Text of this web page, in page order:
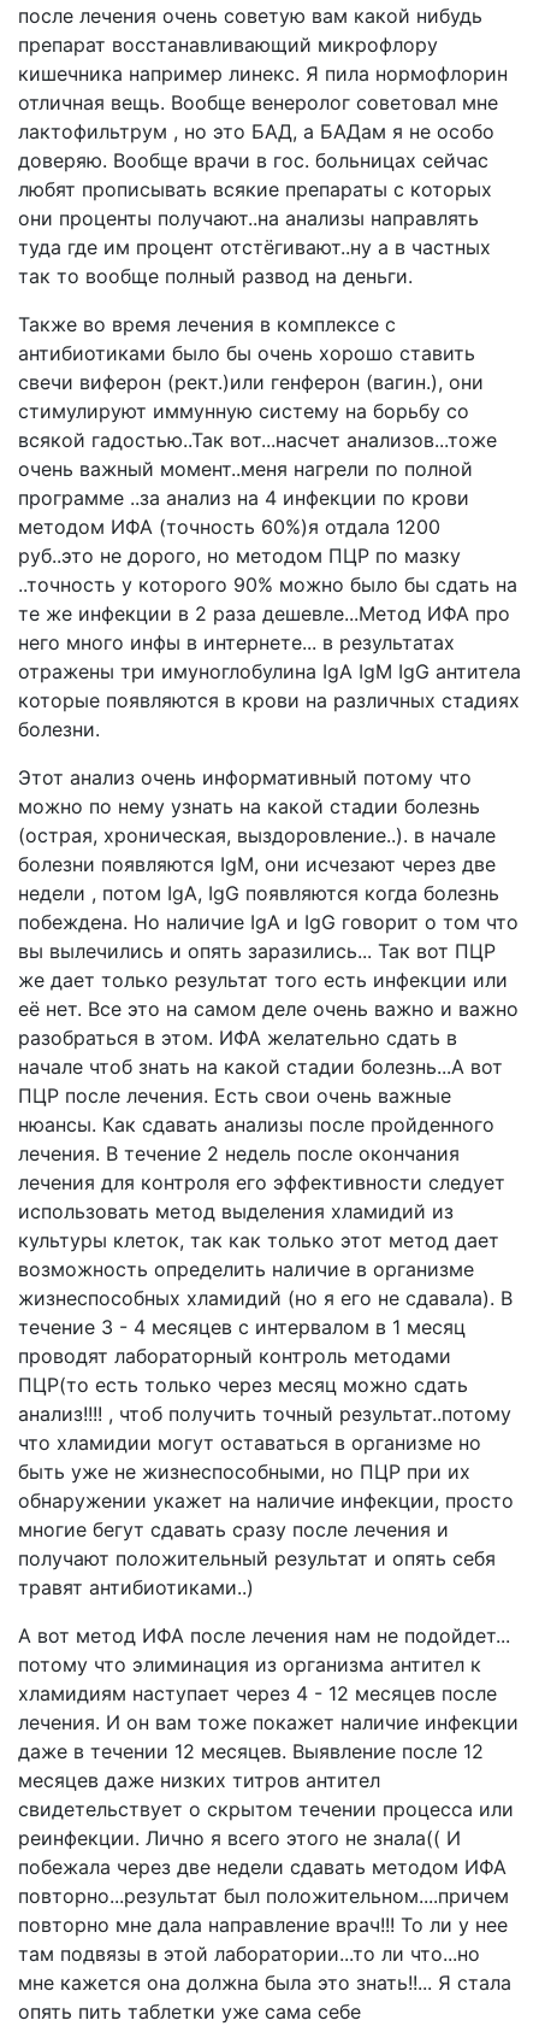
после лечения очень советую вам какой нибудь
препарат восстанавливающий микрофлору
кишечника например линекс. Я пила нормофлорин
отличная вещь. Вообще венеролог советовал мне
лактофильтрум , но это БАД, а БАДам я не особо
доверяю. Вообще врачи в гос. больницах сейчас
любят прописывать всякие препараты с которых
они проценты получают..на анализы направлять
туда где им процент отстёгивают..ну а в частных
так то вообще полный развод на деньги.
Также во время лечения в комплексе с
антибиотиками было бы очень хорошо ставить
свечи виферон (рект.)или генферон (вагин.), они
стимулируют иммунную систему на борьбу со
всякой гадостью..Так вот...насчет анализов...тоже
очень важный момент..меня нагрели по полной
программе ..за анализ на 4 инфекции по крови
методом ИФА (точность 60%)я отдала 1200
руб..это не дорого, но методом ПЦР по мазку
..точность у которого 90% можно было бы сдать на
те же инфекции в 2 раза дешевле...Метод ИФА про
него много инфы в интернете... в результатах
отражены три имуноглобулина IgA IgM IgG антитела
которые появляются в крови на различных стадиях
болезни.
Этот анализ очень информативный потому что
можно по нему узнать на какой стадии болезнь
(острая, хроническая, выздоровление..). в начале
болезни появляются IgM, они исчезают через две
недели , потом IgA, IgG появляются когда болезнь
побеждена. Но наличие IgA и IgG говорит о том что
вы вылечились и опять заразились... Так вот ПЦР
же дает только результат того есть инфекции или
её нет. Все это на самом деле очень важно и важно
разобраться в этом. ИФА желательно сдать в
начале чтоб знать на какой стадии болезнь...А вот
ПЦР после лечения. Есть свои очень важные
нюансы. Как сдавать анализы после пройденного
лечения. В течение 2 недель после окончания
лечения для контроля его эффективности следует
использовать метод выделения хламидий из
культуры клеток, так как только этот метод дает
возможность определить наличие в организме
жизнеспособных хламидий (но я его не сдавала). В
течение 3 - 4 месяцев с интервалом в 1 месяц
проводят лабораторный контроль методами
ПЦР(то есть только через месяц можно сдать
анализ!!!! , чтоб получить точный результат..потому
что хламидии могут оставаться в организме но
быть уже не жизнеспособными, но ПЦР при их
обнаружении укажет на наличие инфекции, просто
многие бегут сдавать сразу после лечения и
получают положительный результат и опять себя
травят антибиотиками..)
А вот метод ИФА после лечения нам не подойдет...
потому что элиминация из организма антител к
хламидиям наступает через 4 - 12 месяцев после
лечения. И он вам тоже покажет наличие инфекции
даже в течении 12 месяцев. Выявление после 12
месяцев даже низких титров антител
свидетельствует о скрытом течении процесса или
реинфекции. Лично я всего этого не знала(( И
побежала через две недели сдавать методом ИФА
повторно...результат был положительном....причем
повторно мне дала направление врач!!! То ли у нее
там подвязы в этой лаборатории...то ли что...но
мне кажется она должна была это знать!!... Я стала
опять пить таблетки уже сама себе